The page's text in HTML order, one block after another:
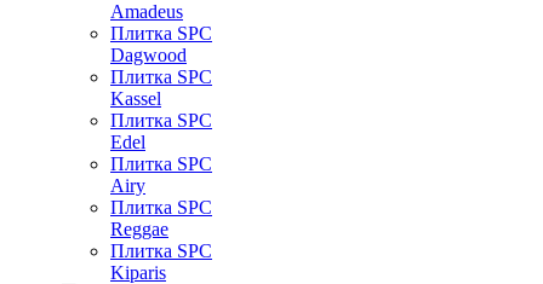
Amadeus
Плитка SPC
Dagwood
Плитка SPC
Kassel
Плитка SPC
Edel
Плитка SPC
Airy
Плитка SPC
Reggae
Плитка SPC
Kiparis